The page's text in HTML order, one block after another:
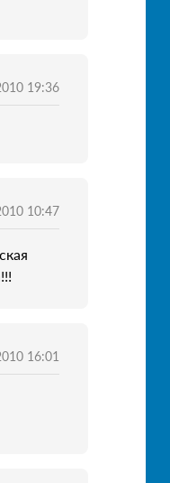
19:36
10:47
16:01